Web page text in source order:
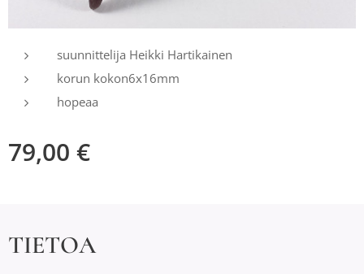
suunnittelija Heikki Hartikainen
korun kokon6x16mm
hopeaa
79,00 €
TIETOA